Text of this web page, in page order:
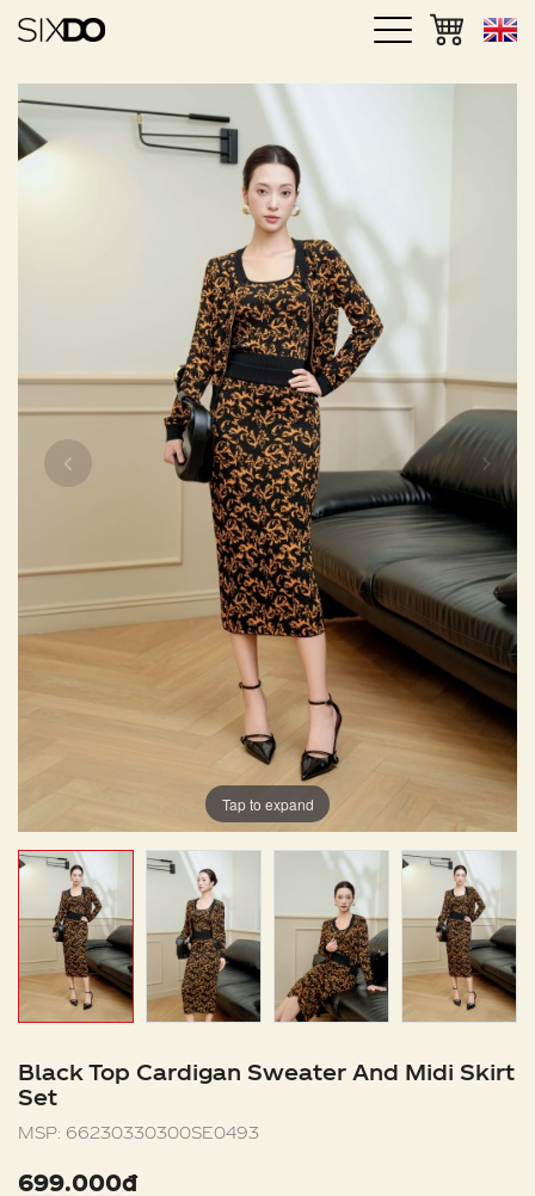
Tap to expand
Black Top Cardigan Sweater And Midi Skirt
Set
MSP: 66230330300SE0493
699.000đ